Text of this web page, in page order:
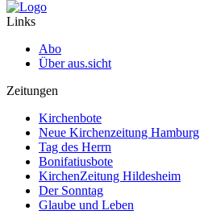
Links
Abo
Über aus.sicht
Zeitungen
Kirchenbote
Neue Kirchenzeitung Hamburg
Tag des Herrn
Bonifatiusbote
KirchenZeitung Hildesheim
Der Sonntag
Glaube und Leben